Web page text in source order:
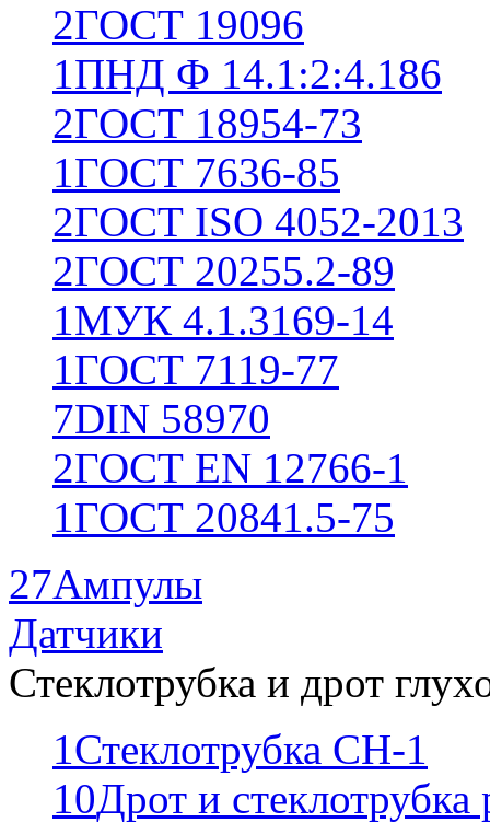
2ГОСТ 19096
1ПНД Ф 14.1:2:4.186
2ГОСТ 18954-73
1ГОСТ 7636-85
2ГОСТ ISO 4052-2013
2ГОСТ 20255.2-89
1МУК 4.1.3169-14
1ГОСТ 7119-77
7DIN 58970
2ГОСТ EN 12766-1
1ГОСТ 20841.5-75
27Ампулы
Датчики
Стеклотрубка и дрот
1Стеклотрубка СН-1
10Дрот и